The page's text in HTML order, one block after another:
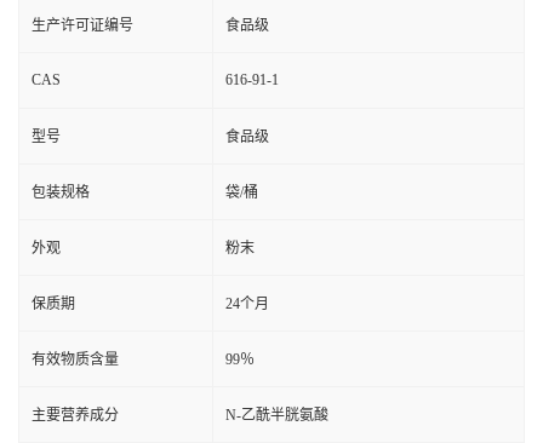
生产许可证编号 食品级
CAS 616-91-1
型号 食品级
包装规格 袋/桶
外观 粉末
保质期 24个月
有效物质含量 99％
主要营养成分 N-乙酰半胱氨酸